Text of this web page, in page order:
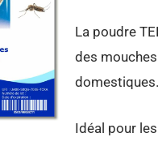
La poudre
des
Idéal pour